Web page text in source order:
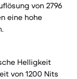
von 2796
eine hohe
Helligkeit
von 1200 Nits